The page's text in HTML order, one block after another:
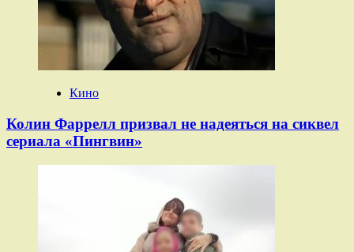
Кино
Колин Фаррелл призвал не надеяться на сиквел
сериала «Пингвин»